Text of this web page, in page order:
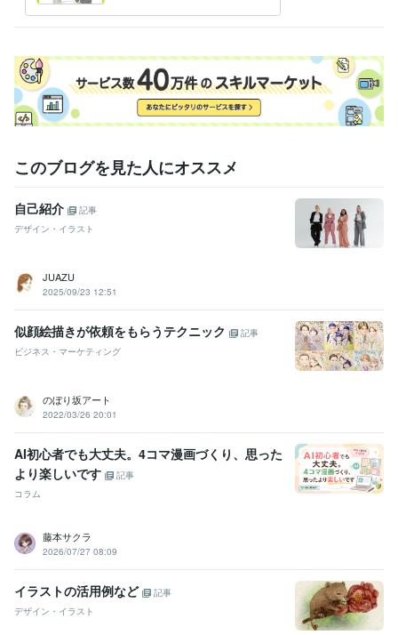
このブログを見た人にオススメ
自己紹介
記事
デザイン・イラスト
JUAZU
2025/09/23 12:51
似顔絵描きが依頼をもらうテクニック
記事
ビジネス・マーケティング
のぼり坂アート
2022/03/26 20:01
AI初心者でも大丈夫。4コマ漫画づくり、思った
より楽しいです
記事
コラム
藤本サクラ
2026/07/27 08:09
イラストの活用例など
記事
デザイン・イラスト